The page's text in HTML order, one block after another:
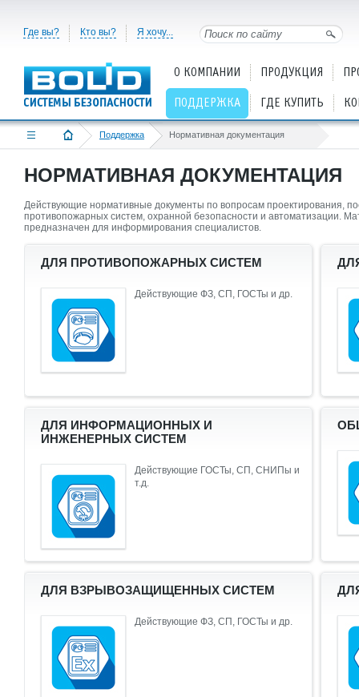
Где вы? Кто вы? Я хочу...
О КОМПАНИИ ПРОДУКЦИЯ
ПОДДЕРЖКА ГДЕ КУПИТЬ
Поддержка Нормативная документация
НОРМАТИВНАЯ ДОКУМЕНТАЦИЯ
Действующие нормативные документы по вопросам проектирования,
противопожарных систем, охранной безопасности и автоматизации.
предназначен для информирования специалистов.
ДЛЯ ПРОТИВОПОЖАРНЫХ СИСТЕМ
Действующие ФЗ, СП, ГОСТы и др.
ДЛЯ ИНФОРМАЦИОННЫХ И
ИНЖЕНЕРНЫХ СИСТЕМ
Действующие ГОСТы, СП, СНИПы и
т.д.
ДЛЯ ВЗРЫВОЗАЩИЩЕННЫХ СИСТЕМ
Действующие ФЗ, СП, ГОСТы и др.